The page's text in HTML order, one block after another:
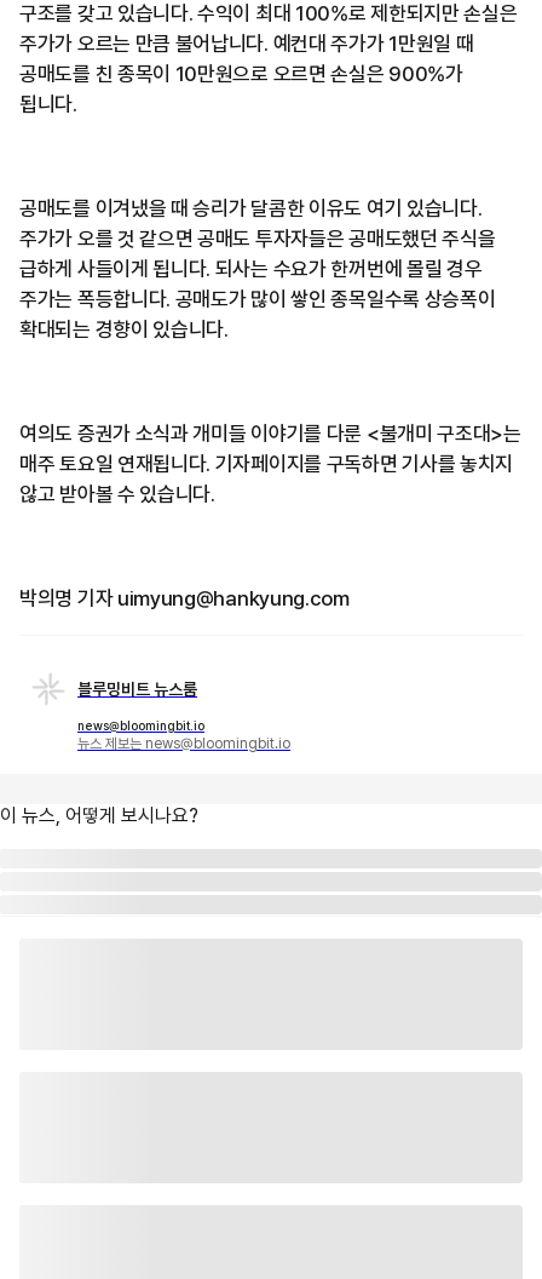
구조를 갖고 있습니다. 수익이 최대 100%로 제한되지만 손실은
주가가 오르는 만큼 불어납니다. 예컨대 주가가 1만원일 때
공매도를 친 종목이 10만원으로 오르면 손실은 900%가
됩니다.
공매도를 이겨냈을 때 승리가 달콤한 이유도 여기 있습니다.
주가가 오를 것 같으면 공매도 투자자들은 공매도했던 주식을
급하게 사들이게 됩니다. 되사는 수요가 한꺼번에 몰릴 경우
주가는 폭등합니다. 공매도가 많이 쌓인 종목일수록 상승폭이
확대되는 경향이 있습니다.
여의도 증권가 소식과 개미들 이야기를 다룬 <불개미 구조대>는
매주 토요일 연재됩니다. 기자페이지를 구독하면 기사를 놓치지
않고 받아볼 수 있습니다.
박의명 기자 uimyung@hankyung.com
블루밍비트 뉴스룸
news@bloomingbit.io
뉴스 제보는 news@bloomingbit.io
이 뉴스, 어떻게 보시나요?